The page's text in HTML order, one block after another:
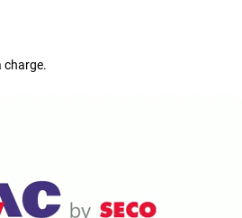
charge.